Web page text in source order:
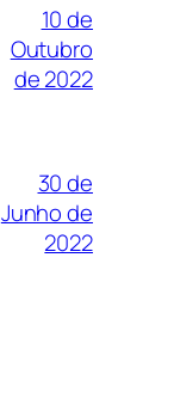
10 de
Outubro
de 2022
30 de
Junho de
2022